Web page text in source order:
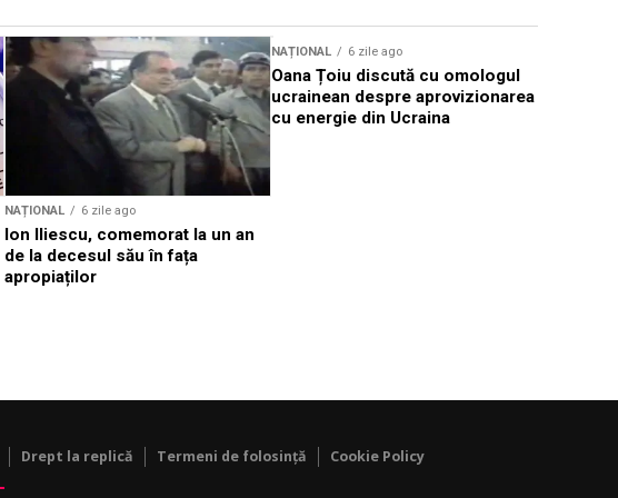
NAȚIONAL 6 zile ago
Ion Iliescu, comemorat la un an
de la decesul său în fața
apropiaților
NAȚIONAL 6 zile ago
Oana Țoiu discută cu omologul
ucrainean despre aprovizionarea
cu energie din Ucraina
Drept la replică Termeni de folosință Cookie Policy